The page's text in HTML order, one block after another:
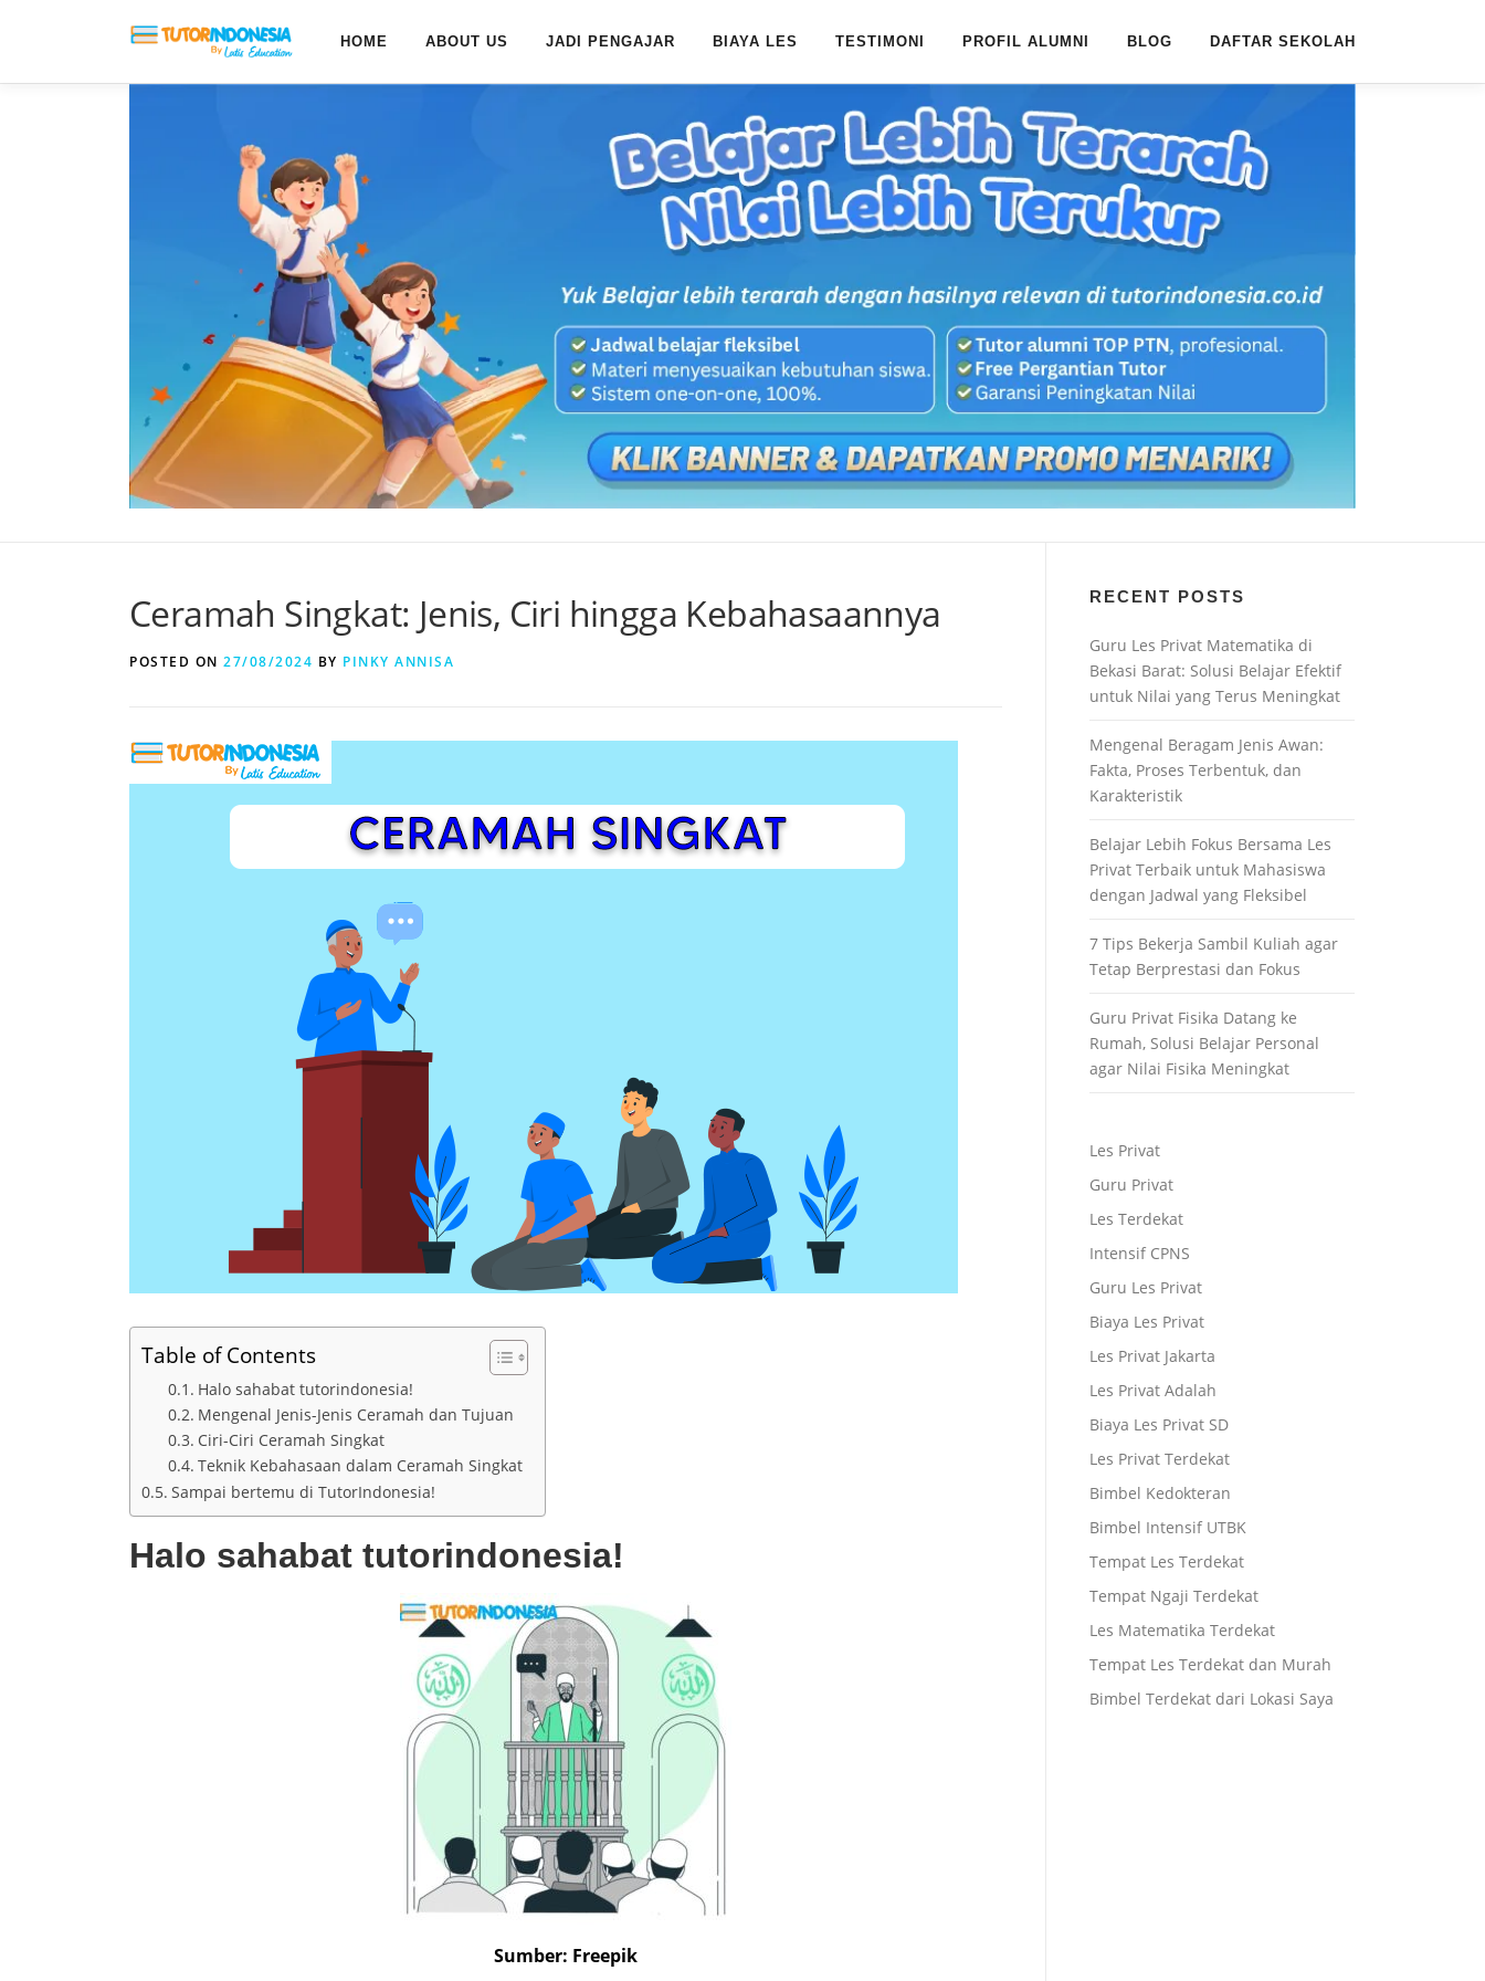
HOME ABOUT US JADI PENGAJAR BIAYA LES TESTIMONI PROFIL ALUMNI BLOG DAFTAR SEKOLAH
Ceramah Singkat: Jenis, Ciri hingga Kebahasaannya
POSTED ON 27/08/2024 BY PINKY ANNISA
Table of Contents
Halo sahabat tutorindonesia!
Mengenal Jenis-Jenis Ceramah dan Tujuan
Ciri-Ciri Ceramah Singkat
Teknik Kebahasaan dalam Ceramah Singkat
Sampai bertemu di TutorIndonesia!
Halo sahabat tutorindonesia!
Sumber: Freepik
RECENT POSTS
Guru Les Privat Matematika di
Bekasi Barat: Solusi Belajar Efektif
untuk Nilai yang Terus Meningkat
Mengenal Beragam Jenis Awan:
Fakta, Proses Terbentuk, dan
Karakteristik
Belajar Lebih Fokus Bersama Les
Privat Terbaik untuk Mahasiswa
dengan Jadwal yang Fleksibel
7 Tips Bekerja Sambil Kuliah agar
Tetap Berprestasi dan Fokus
Guru Privat Fisika Datang ke
Rumah, Solusi Belajar Personal
agar Nilai Fisika Meningkat
Les Privat
Guru Privat
Les Terdekat
Intensif CPNS
Guru Les Privat
Biaya Les Privat
Les Privat Jakarta
Les Privat Adalah
Biaya Les Privat SD
Les Privat Terdekat
Bimbel Kedokteran
Bimbel Intensif UTBK
Tempat Les Terdekat
Tempat Ngaji Terdekat
Les Matematika Terdekat
Tempat Les Terdekat dan Murah
Bimbel Terdekat dari Lokasi Saya